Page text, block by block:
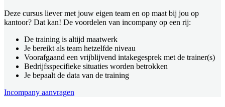
Deze cursus liever met jouw eigen team en op maat bij jou op
kantoor? Dat kan! De voordelen van incompany op een rij:
De training is altijd maatwerk
Je bereikt als team hetzelfde niveau
Voorafgaand een vrijblijvend intakegesprek met de trainer(s)
Bedrijfsspecifieke situaties worden betrokken
Je bepaalt de data van de training
Incompany aanvragen